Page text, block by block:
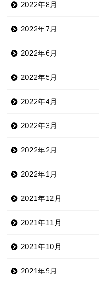
2022年8月
2022年7月
2022年6月
2022年5月
2022年4月
2022年3月
2022年2月
2022年1月
2021年12月
2021年11月
2021年10月
2021年9月